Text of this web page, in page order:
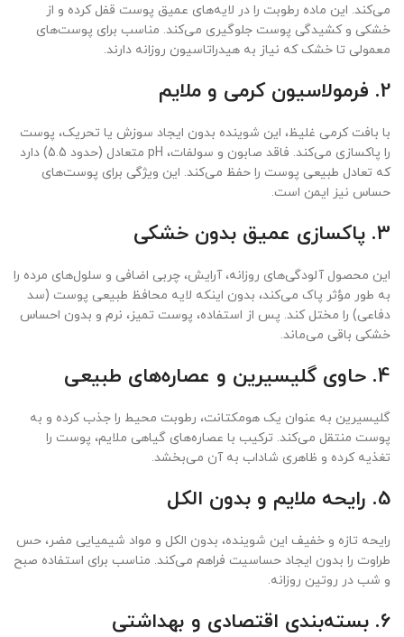
می‌کند. این ماده رطوبت را در لایه‌های عمیق پوست قفل کرده و از
خشکی و کشیدگی پوست جلوگیری می‌کند. مناسب برای پوست‌های
معمولی تا خشک که نیاز به هیدراتاسیون روزانه دارند.
2. فرمولاسیون کرمی و ملایم
با بافت کرمی غلیظ، این شوینده بدون ایجاد سوزش یا تحریک، پوست
را پاکسازی می‌کند. فاقد صابون و سولفات، pH متعادل (حدود 5.5) دارد
که تعادل طبیعی پوست را حفظ می‌کند. این ویژگی برای پوست‌های
حساس نیز ایمن است.
3. پاکسازی عمیق بدون خشکی
این محصول آلودگی‌های روزانه، آرایش، چربی اضافی و سلول‌های مرده را
به طور مؤثر پاک می‌کند، بدون اینکه لایه محافظ طبیعی پوست (سد
دفاعی) را مختل کند. پس از استفاده، پوست تمیز، نرم و بدون احساس
خشکی باقی می‌ماند.
4. حاوی گلیسیرین و عصاره‌های طبیعی
گلیسیرین به عنوان یک هومکتانت، رطوبت محیط را جذب کرده و به
پوست منتقل می‌کند. ترکیب با عصاره‌های گیاهی ملایم، پوست را
تغذیه کرده و ظاهری شاداب به آن می‌بخشد.
5. رایحه ملایم و بدون الکل
رایحه تازه و خفیف این شوینده، بدون الکل و مواد شیمیایی مضر، حس
طراوت را بدون ایجاد حساسیت فراهم می‌کند. مناسب برای استفاده صبح
و شب در روتین روزانه.
6. بسته‌بندی اقتصادی و بهداشتی